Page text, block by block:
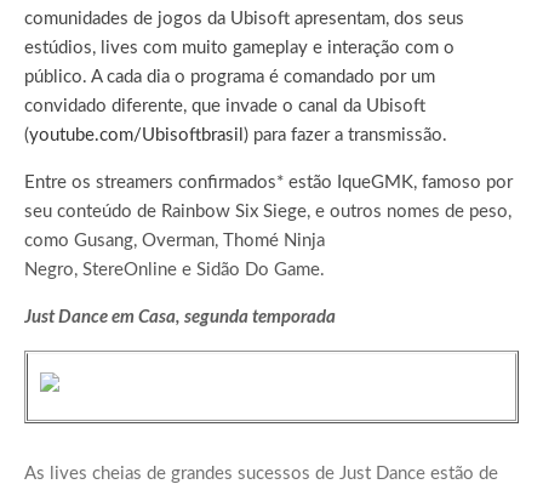
comunidades de jogos da Ubisoft apresentam, dos seus
estúdios, lives com muito gameplay e interação com o
público. A cada dia o programa é comandado por um
convidado diferente, que invade o canal da Ubisoft
(youtube.com/Ubisoftbrasil ) para fazer a transmissão.
Entre os streamers confirmados* estão IqueGMK, famoso por
seu conteúdo de Rainbow Six Siege, e outros nomes de peso,
como Gusang, Overman, Thomé Ninja
Negro, StereOnline e Sidão Do Game.
Just Dance em Casa, segunda temporada
As lives cheias de grandes sucessos de Just Dance estão de